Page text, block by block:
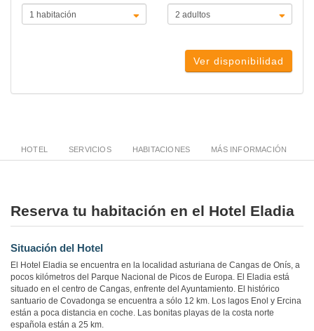
Ver disponibilidad
HOTEL SERVICIOS HABITACIONES MÁS INFORMACIÓN
Reserva tu habitación en el Hotel Eladia
Situación del Hotel
El Hotel Eladia se encuentra en la localidad asturiana de Cangas de Onís, a
pocos kilómetros del Parque Nacional de Picos de Europa. El Eladia está
situado en el centro de Cangas, enfrente del Ayuntamiento. El histórico
santuario de Covadonga se encuentra a sólo 12 km. Los lagos Enol y Ercina
están a poca distancia en coche. Las bonitas playas de la costa norte
española están a 25 km.